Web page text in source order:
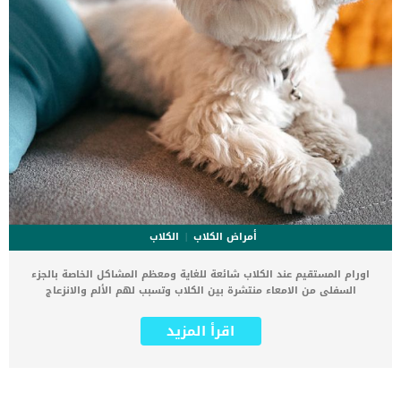
أمراض الكلاب
الكلاب
اورام المستقيم عند الكلاب شائعة للغاية ومعظم المشاكل الخاصة بالجزء
السفلى من الامعاء منتشرة بين الكلاب وتسبب لهم الألم والانزعاج
التغوط بشكل طبيعى, فتحدث له الكثير من التغيرات فى عملية الاخراج.
تعتبر أورام المستقيم عند الكلاب نمو نتوءات تشبه السديلة في جدران
اقرأ المزيد